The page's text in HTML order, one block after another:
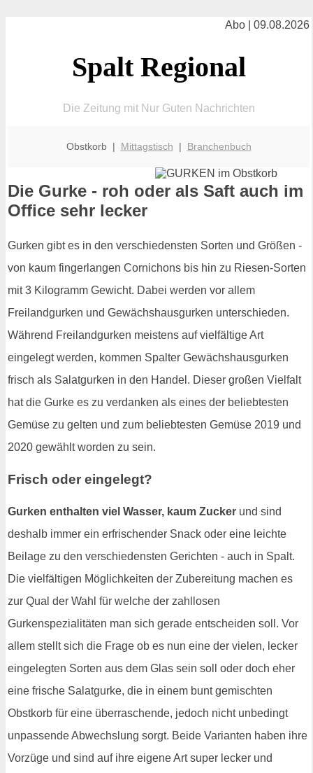
Abo | 09.08.2026
Spalt Regional
Die Zeitung mit Nur Guten Nachrichten
Obstkorb | Mittagstisch | Branchenbuch
Die Gurke - roh oder als Saft auch im
Office sehr lecker
Gurken gibt es in den verschiedensten Sorten und Größen -
von kaum fingerlangen Cornichons bis hin zu Riesen-Sorten
mit 3 Kilogramm Gewicht. Dabei werden vor allem
Freilandgurken und Gewächshausgurken unterschieden.
Während Freilandgurken meistens auf vielfältige Art
eingelegt werden, kommen Spalter Gewächshausgurken
frisch als Salatgurken in den Handel. Dieser großen Vielfalt
hat die Gurke es zu verdanken als eines der beliebtesten
Gemüse zu gelten und zum beliebtesten Gemüse 2019 und
2020 gewählt worden zu sein.
Frisch oder eingelegt?
Gurken enthalten viel Wasser, kaum Zucker und sind
deshalb immer ein erfrischender Snack oder eine leichte
Beilage zu den verschiedensten Gerichten - auch in Spalt.
Die vielfältigen Möglichkeiten der Zubereitung machen es
zur Qual der Wahl für welche der zahllosen
Gurkenspezialitäten man sich gerade entscheiden soll. Vor
allem stellt sich die Frage ob es nun eine der vielen, lecker
eingelegten Sorten aus dem Glas sein soll oder doch eher
eine frische Salatgurke, die in einem bunt gemischten
Obstkorb für eine überraschende, jedoch nicht unbedingt
unpassende Abwechslung sorgt. Beide Varianten haben ihre
Vorzüge und sind auf ihre eigene Art super lecker und